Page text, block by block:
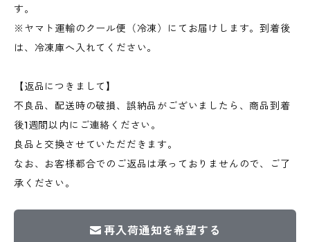
す。
※ヤマト運輸のクール便（冷凍）にてお届けします。到着後
は、冷凍庫へ入れてください。
【返品につきまして】
不良品、配送時の破損、誤納品がございましたら、商品到着
後1週間以内にご連絡ください。
良品と交換させていただだきます。
なお、お客様都合でのご返品は承っておりませんので、ご了
承ください。
再入荷通知を希望する